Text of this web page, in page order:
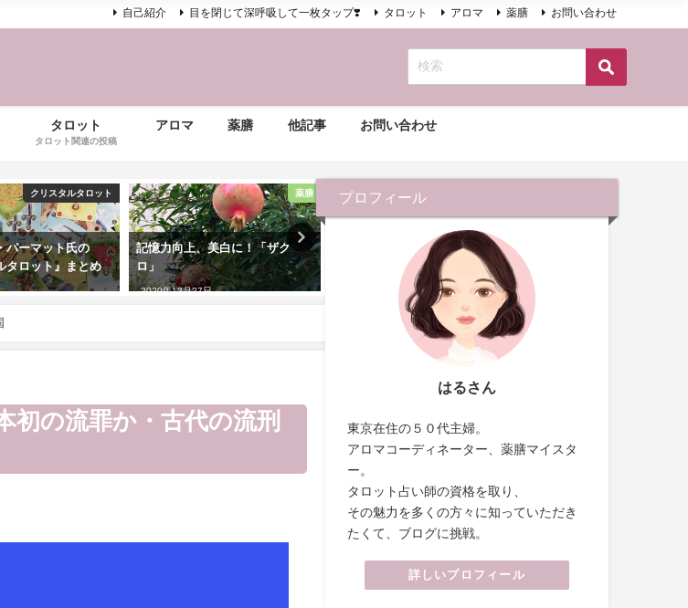
自己紹介 目を閉じて深呼吸して一枚タップ❣️ タロット アロマ 薬膳 お問い合わせ
タロット
タロット関連の投稿
アロマ 薬膳 他記事 お問い合わせ
クリスタルタロット
パーマット氏の
タロット』まとめ
薬膳
記憶力向上、美白に！「ザク
ロ」
2020年12月27日
髪に、肌に「貴族の美容食」ク
2020年10月26日
初の流罪か・古代の流刑
プロフィール
はるさん
東京在住の５０代主婦。
アロマコーディネーター、薬膳マイスタ
ー。
タロット占い師の資格を取り、
その魅力を多くの方々に知っていただき
たくて、ブログに挑戦。
詳しいプロフィール